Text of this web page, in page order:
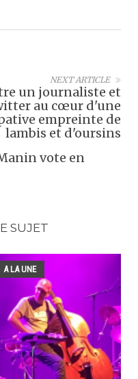
NEXT ARTICLE
un journaliste et
au cœur d'une
empreinte de
lambis et d'oursins
vote en
SUJET
A LA UNE